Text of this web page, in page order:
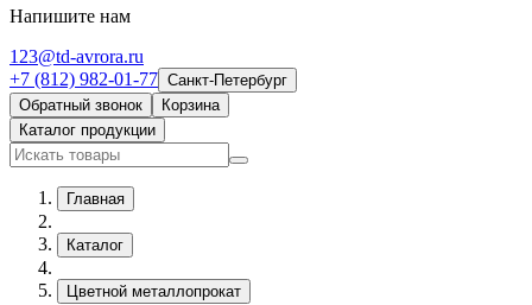
Напишите нам
123@td-avrora.ru
+7 (812) 982-01-77 Санкт-Петербург
Обратный звонок
Корзина
Каталог продукции
Главная
Каталог
Цветной металлопрокат